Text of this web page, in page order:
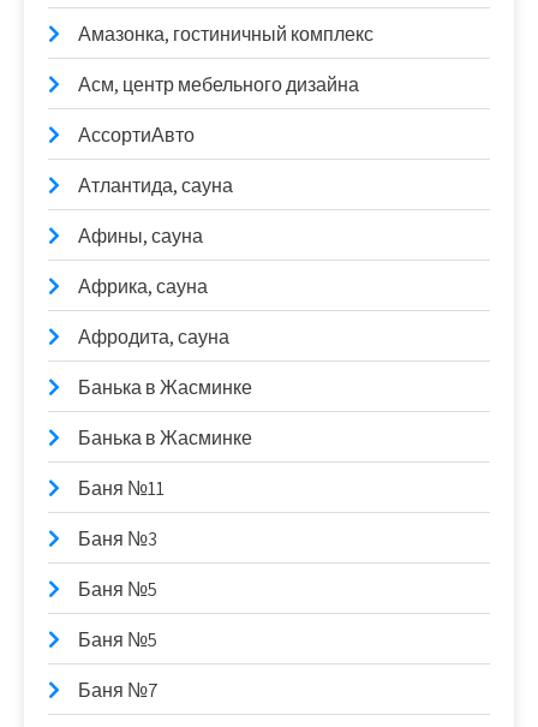
Амазонка, гостиничный комплекс
Асм, центр мебельного дизайна
АссортиАвто
Атлантида, сауна
Афины, сауна
Африка, сауна
Афродита, сауна
Банька в Жасминке
Банька в Жасминке
Баня №11
Баня №3
Баня №5
Баня №5
Баня №7